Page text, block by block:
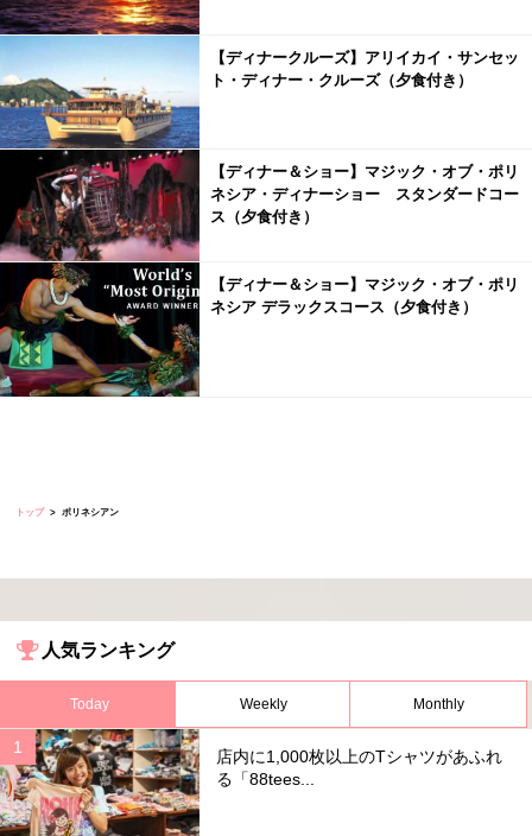
【ディナークルーズ】アリイカイ・サンセッ
ト・ディナー・クルーズ（夕食付き）
【ディナー＆ショー】マジック・オブ・ポリ
ネシア・ディナーショー スタンダードコー
ス（夕食付き）
【ディナー＆ショー】マジック・オブ・ポリ
ネシア デラックスコース（夕食付き）
トップ ポリネシアン
人気ランキング
Today Weekly Monthly
店内に1,000枚以上のTシャツがあふれ
る「88tees...